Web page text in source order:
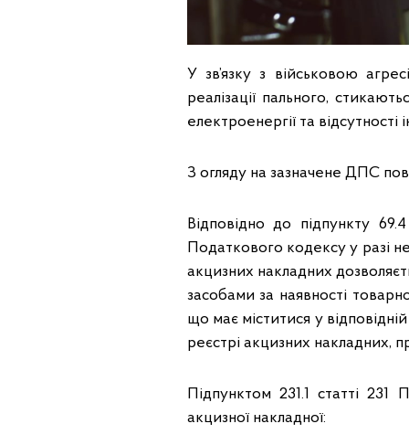
У зв’язку з військовою
реалізації пального,
електроенергії та відсутності
З огляду на зазначене ДПС
Відповідно до підпункту
Податкового кодексу у разі
акцизних накладних
засобами за наявності
що має міститися у
реєстрі акцизних накладних,
Підпунктом 231.1 статті 231
акцизної накладної: